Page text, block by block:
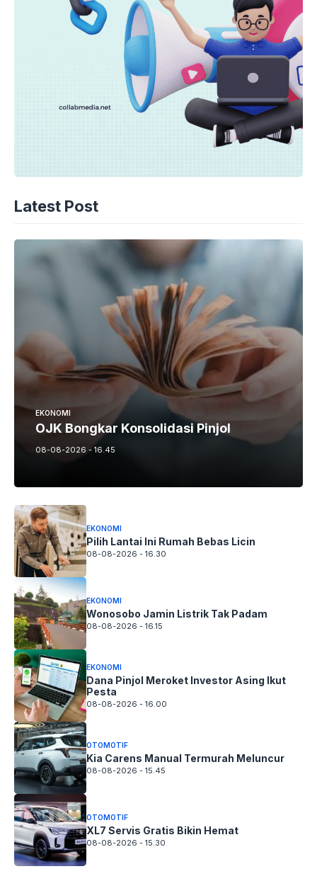
Latest Post
EKONOMI
OJK Bongkar Konsolidasi Pinjol
08-08-2026 - 16.45
EKONOMI
Pilih Lantai Ini Rumah Bebas Licin
08-08-2026 - 16.30
EKONOMI
Wonosobo Jamin Listrik Tak Padam
08-08-2026 - 16.15
EKONOMI
Dana Pinjol Meroket Investor Asing Ikut
Pesta
08-08-2026 - 16.00
OTOMOTIF
Kia Carens Manual Termurah Meluncur
08-08-2026 - 15.45
OTOMOTIF
XL7 Servis Gratis Bikin Hemat
08-08-2026 - 15.30